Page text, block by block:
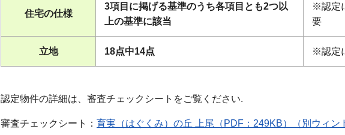
住宅の仕様
3項目に掲げる基準のうち各項目とも2つ以
上の基準に該当
※認定
要
立地 18点中14点 ※認定
認定物件の詳細は、審査チェックシートをご覧ください.
審査チェックシート： 育実（はぐくみ）の丘 上尾（PDF：249KB）（別ウィン